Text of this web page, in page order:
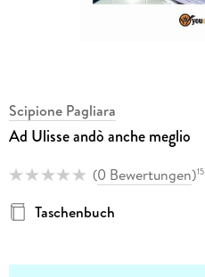
Scipione Pagliara
Ad Ulisse andò anche meglio
(0 Bewertungen)15
Taschenbuch